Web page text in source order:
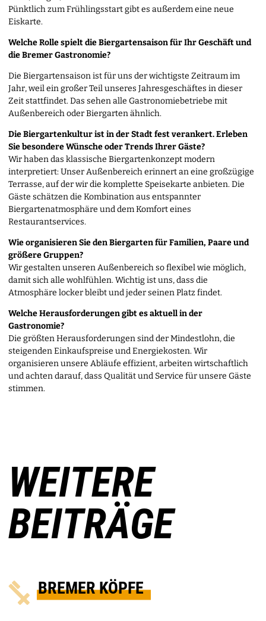
Pünktlich zum Frühlingsstart gibt es außerdem eine neue
Eiskarte.
Welche Rolle spielt die Biergartensaison für Ihr Geschäft und
die Bremer Gastronomie?
Die Biergartensaison ist für uns der wichtigste Zeitraum im
Jahr, weil ein großer Teil unseres Jahresgeschäftes in dieser
Zeit stattfindet. Das sehen alle Gastronomiebetriebe mit
Außenbereich oder Biergarten ähnlich.
Die Biergartenkultur ist in der Stadt fest verankert. Erleben
Sie besondere Wünsche oder Trends Ihrer Gäste?
Wir haben das klassische Biergartenkonzept modern
interpretiert: Unser Außenbereich erinnert an eine großzügige
Terrasse, auf der wir die komplette Speisekarte anbieten. Die
Gäste schätzen die Kombination aus entspannter
Biergartenatmosphäre und dem Komfort eines
Restaurantservices.
Wie organisieren Sie den Biergarten für Familien, Paare und
größere Gruppen?
Wir gestalten unseren Außenbereich so flexibel wie möglich,
damit sich alle wohlfühlen. Wichtig ist uns, dass die
Atmosphäre locker bleibt und jeder seinen Platz findet.
Welche Herausforderungen gibt es aktuell in der
Gastronomie?
Die größten Herausforderungen sind der Mindestlohn, die
steigenden Einkaufspreise und Energiekosten. Wir
organisieren unsere Abläufe effizient, arbeiten wirtschaftlich
und achten darauf, dass Qualität und Service für unsere Gäste
stimmen.
WEITERE
BEITRÄGE
BREMER KÖPFE